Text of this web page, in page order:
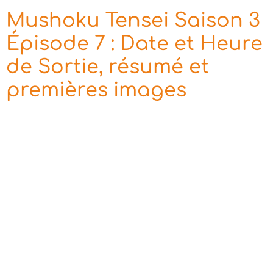
Mushoku Tensei Saison 3
Épisode 7 : Date et Heure
de Sortie, résumé et
premières images